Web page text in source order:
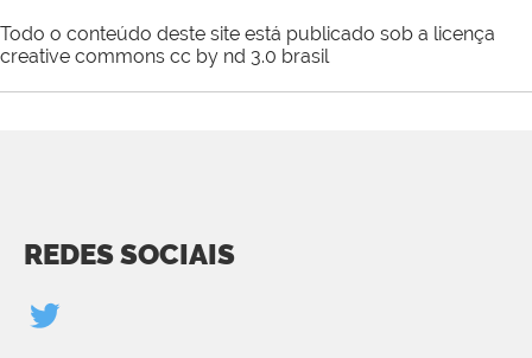
Todo o conteúdo deste site está publicado sob a licença
creative commons cc by nd 3.0 brasil
REDES SOCIAIS